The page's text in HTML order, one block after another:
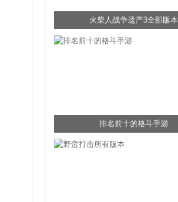
火柴人战争遗产3全部版本
排名前十的格斗手游